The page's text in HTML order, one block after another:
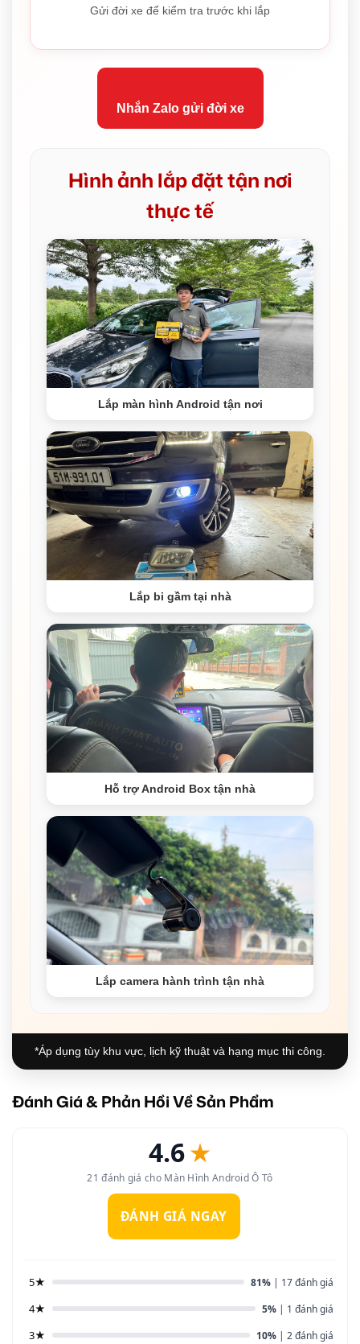
Gửi đời xe để kiểm tra trước khi lắp
Nhắn Zalo gửi đời xe
Hình ảnh lắp đặt tận nơi
thực tế
Lắp màn hình Android tận nơi
Lắp bi gầm tại nhà
Hỗ trợ Android Box tận nhà
Lắp camera hành trình tận nhà
*Áp dụng tùy khu vực, lịch kỹ thuật và hạng mục thi công.
Đánh Giá & Phản Hồi Về Sản Phẩm
4.6★
21 đánh giá cho Màn Hình Android Ô Tô
ĐÁNH GIÁ NGAY
5★ 81% | 17 đánh giá
4★ 5% | 1 đánh giá
3★ 10% | 2 đánh giá